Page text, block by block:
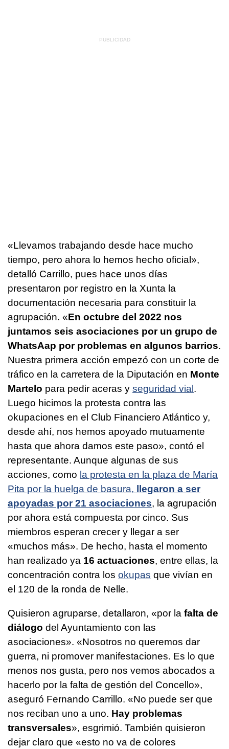
«Llevamos trabajando desde hace mucho
tiempo, pero ahora lo hemos hecho oficial»,
detalló Carrillo, pues hace unos días
presentaron por registro en la Xunta la
documentación necesaria para constituir la
agrupación. «En octubre del 2022 nos
juntamos seis asociaciones por un grupo de
WhatsAap por problemas en algunos barrios.
Nuestra primera acción empezó con un corte de
tráfico en la carretera de la Diputación en Monte
Martelo para pedir aceras y seguridad vial.
Luego hicimos la protesta contra las
okupaciones en el Club Financiero Atlántico y,
desde ahí, nos hemos apoyado mutuamente
hasta que ahora damos este paso», contó el
representante. Aunque algunas de sus
acciones, como la protesta en la plaza de María
Pita por la huelga de basura, llegaron a ser
apoyadas por 21 asociaciones, la agrupación
por ahora está compuesta por cinco. Sus
miembros esperan crecer y llegar a ser
«muchos más». De hecho, hasta el momento
han realizado ya 16 actuaciones, entre ellas, la
concentración contra los okupas que vivían en
el 120 de la ronda de Nelle.
Quisieron agruparse, detallaron, «por la falta de
diálogo del Ayuntamiento con las
asociaciones». «Nosotros no queremos dar
guerra, ni promover manifestaciones. Es lo que
menos nos gusta, pero nos vemos abocados a
hacerlo por la falta de gestión del Concello»,
aseguró Fernando Carrillo. «No puede ser que
nos reciban uno a uno. Hay problemas
transversales», esgrimió. También quisieron
dejar claro que «esto no va de colores